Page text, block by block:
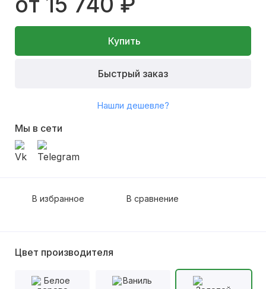
Купить
Быстрый заказ
Нашли дешевле?
Мы в сети
В избранное В сравнение
Цвет производителя